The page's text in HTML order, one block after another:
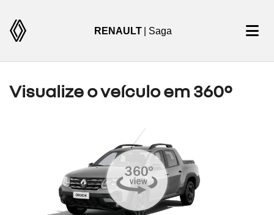
RENAULT | Saga
Visualize o veículo em 360°